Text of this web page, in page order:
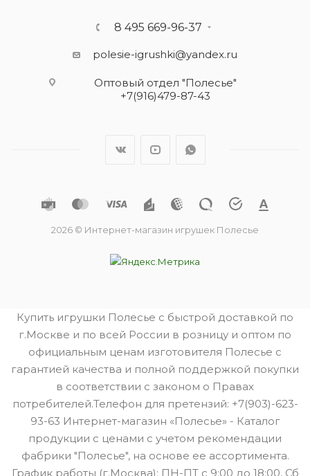
8 495 669-96-37
polesie-igrushki@yandex.ru
Оптовый отдел "Полесье"
+7(916)479-87-43
2026 © Интернет-магазин игрушек Полесье
Купить игрушки Полесье с быстрой доставкой по
г.Москве и по всей России в розницу и оптом по
официальным ценам изготовителя Полесье с
гарантией качества и полной поддержкой покупки
в соответствии с законом о Правах
потребителей.Телефон для претензий: +7(903)-623-
93-63 Интернет-магазин «Полесье» - Каталог
продукции с ценами с учетом рекомендации
фабрики "Полесье", на основе ее ассортимента.
График работы (г.Москва): ПН-ПТ с 9:00 до 18:00, Сб